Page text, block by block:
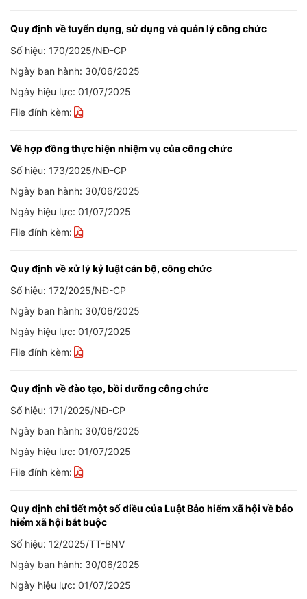
Quy định về tuyển dụng, sử dụng và quản lý công chức
Số hiệu: 170/2025/NĐ-CP
Ngày ban hành: 30/06/2025
Ngày hiệu lực: 01/07/2025
File đính kèm:
Về hợp đồng thực hiện nhiệm vụ của công chức
Số hiệu: 173/2025/NĐ-CP
Ngày ban hành: 30/06/2025
Ngày hiệu lực: 01/07/2025
File đính kèm:
Quy định về xử lý kỷ luật cán bộ, công chức
Số hiệu: 172/2025/NĐ-CP
Ngày ban hành: 30/06/2025
Ngày hiệu lực: 01/07/2025
File đính kèm:
Quy định về đào tạo, bồi dưỡng công chức
Số hiệu: 171/2025/NĐ-CP
Ngày ban hành: 30/06/2025
Ngày hiệu lực: 01/07/2025
File đính kèm:
Quy định chi tiết một số điều của Luật Bảo hiểm xã hội về bảo
hiểm xã hội bắt buộc
Số hiệu: 12/2025/TT-BNV
Ngày ban hành: 30/06/2025
Ngày hiệu lực: 01/07/2025